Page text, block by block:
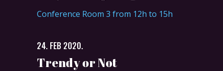
Conference Room 3 from 12h to 15h
24. FEB 2020.
Trendy or Not